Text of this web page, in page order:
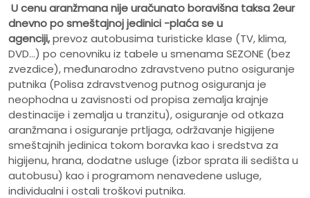
U cenu aranžmana nije uračunatoboravišna taksa 2eur
dnevno po smeštajnoj jedinici -plaća se u
agenciji,prevoz autobusima turisticke klase (TV, klima,
DVD...) po cenovniku iz tabele u smenama SEZONE (bez
zvezdice), međunarodno zdravstveno putno osiguranje
putnika (Polisa zdravstvenog putnog osiguranja je
neophodna u zavisnosti od propisa zemalja krajnje
destinacije i zemalja u tranzitu), osiguranje od otkaza
aranžmana i osiguranje prtljaga, održavanje higijene
smeštajnih jedinica tokom boravka kao i sredstva za
higijenu, hrana, dodatne usluge (izbor sprata ili sedišta u
autobusu) kao i programom nenavedene usluge,
individualni i ostali troškovi putnika.